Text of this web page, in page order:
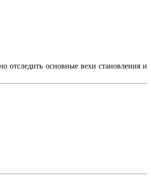
отследить основные вехи становления и